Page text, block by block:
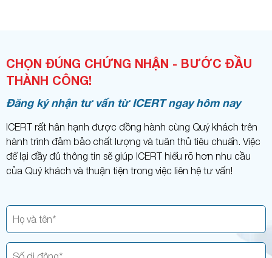
CHỌN ĐÚNG CHỨNG NHẬN - BƯỚC ĐẦU
THÀNH CÔNG!
Đăng ký nhận tư vấn từ ICERT ngay hôm nay
ICERT rất hân hạnh được đồng hành cùng Quý khách trên
hành trình đảm bảo chất lượng và tuân thủ tiêu chuẩn. Việc
để lại đầy đủ thông tin sẽ giúp ICERT hiểu rõ hơn nhu cầu
của Quý khách và thuận tiện trong việc liên hệ tư vấn!